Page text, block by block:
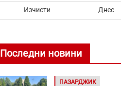
Изчисти Днес
Последни новини
ПАЗАРДЖИК